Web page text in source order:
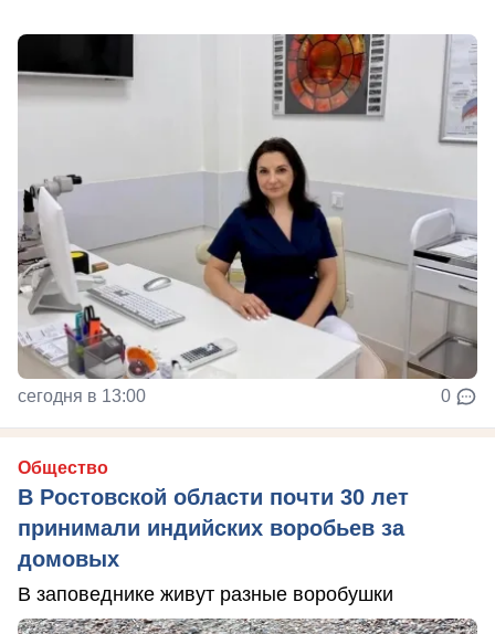
сегодня в 13:00 0
Общество
В Ростовской области почти 30 лет
принимали индийских воробьев за
домовых
В заповеднике живут разные воробушки